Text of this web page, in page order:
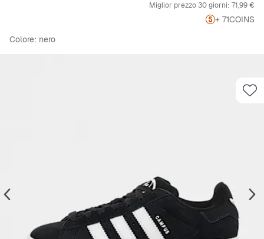
Miglior prezzo 30 giorni: 71,99 €
+ 71COINS
Colore: nero